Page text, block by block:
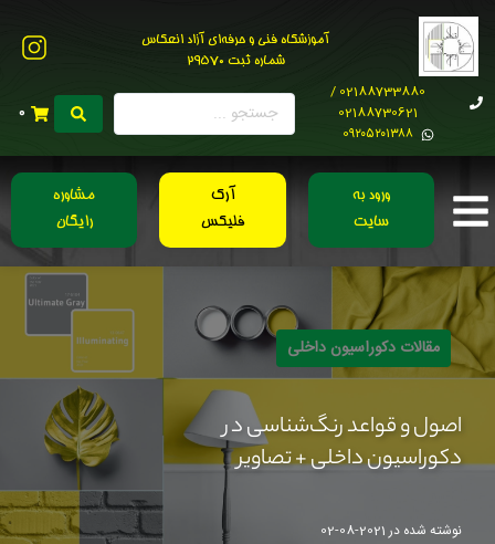
آموزشگاه فنی و حرفه‌ای آزاد انعکاس
شماره ثبت 29570
02188733880 /
02188730621
0۹۲۰۵۲۰۱۳۸۸
0
ورود به
سایت
آرک
فلیکس
مشاوره
رایگان
مقالات دکوراسیون داخلی
اصول و قواعد رنگ‌شناسی در
دکوراسیون داخلی + تصاویر
نوشته شده در2021-08-02